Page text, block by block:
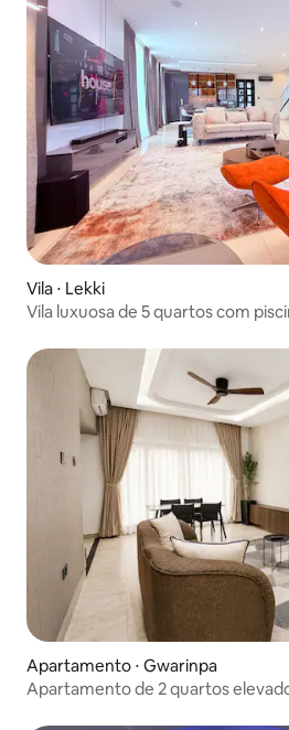
Vila ⋅ Lekki
Vila luxuosa de 5 quartos com
Apartamento ⋅ Gwarinpa
Apartamento de 2 quartos